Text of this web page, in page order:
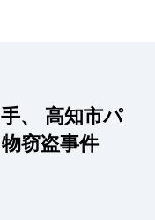
、 高知市パ
窃盗事件